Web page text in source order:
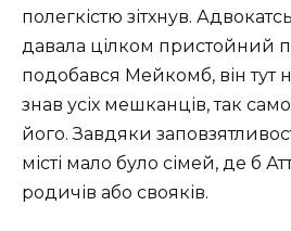
полегкістю зітхнув.
давала цілком пристойний
подобався Мейкомб, він тут
знав усіх мешканців, так
його. Завдяки
місті мало було сімей, де б
родичів або свояків.